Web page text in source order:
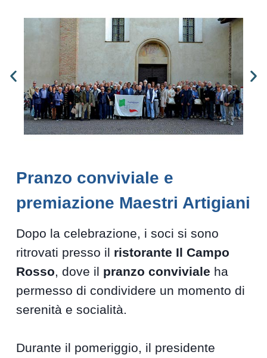
Pranzo conviviale e
premiazione Maestri Artigiani
Dopo la celebrazione, i soci si sono
ritrovati presso il ristorante Il Campo
Rosso, dove il pranzo conviviale ha
permesso di condividere un momento di
serenità e socialità.
Durante il pomeriggio, il presidente